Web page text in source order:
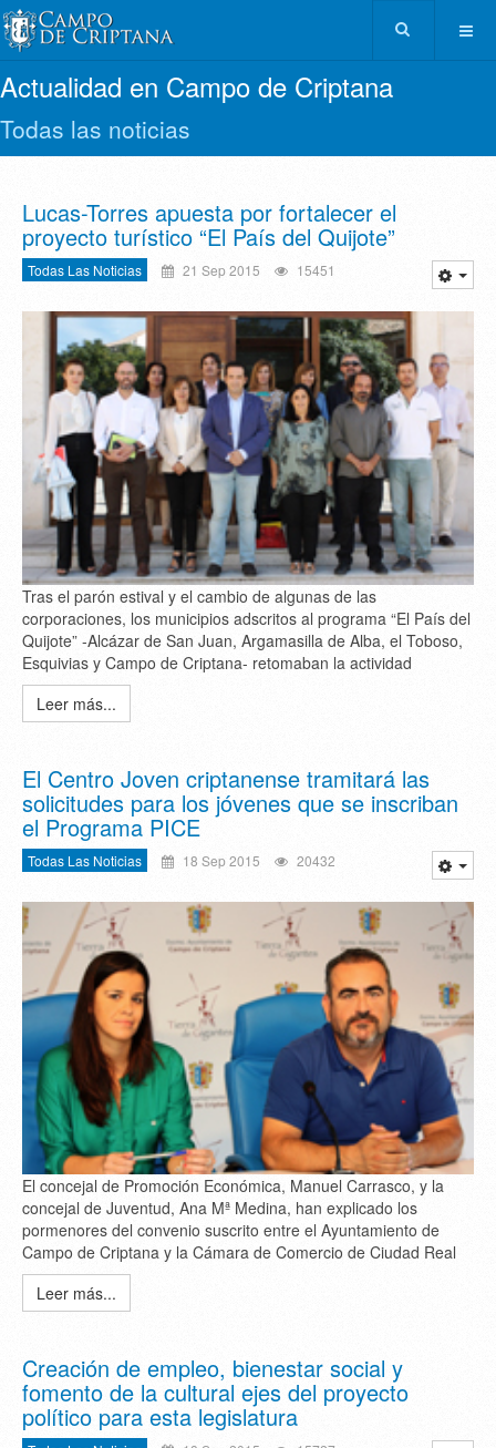
Actualidad en Campo de Criptana
Todas las noticias
Lucas-Torres apuesta por fortalecer el
proyecto turístico “El País del Quijote”
Todas Las Noticias 21 Sep 2015 15451
Tras el parón estival y el cambio de algunas de las
corporaciones, los municipios adscritos al programa “El País del
Quijote” -Alcázar de San Juan, Argamasilla de Alba, el Toboso,
Esquivias y Campo de Criptana- retomaban la actividad
Leer más...
El Centro Joven criptanense tramitará las
solicitudes para los jóvenes que se inscriban
el Programa PICE
Todas Las Noticias 18 Sep 2015 20432
El concejal de Promoción Económica, Manuel Carrasco, y la
concejal de Juventud, Ana Mª Medina, han explicado los
pormenores del convenio suscrito entre el Ayuntamiento de
Campo de Criptana y la Cámara de Comercio de Ciudad Real
Leer más...
Creación de empleo, bienestar social y
fomento de la cultural ejes del proyecto
político para esta legislatura